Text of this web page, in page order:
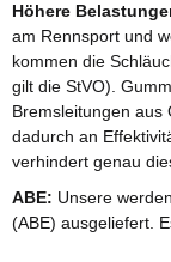
Höhere
am Rennsport und
kommen die
gilt die StVO).
Bremsleitungen aus
dadurch an
verhindert genau
ABE: Unsere
(ABE) ausgeliefert.